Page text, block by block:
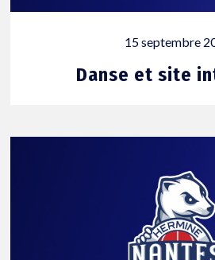
15 septembre
Danse et site